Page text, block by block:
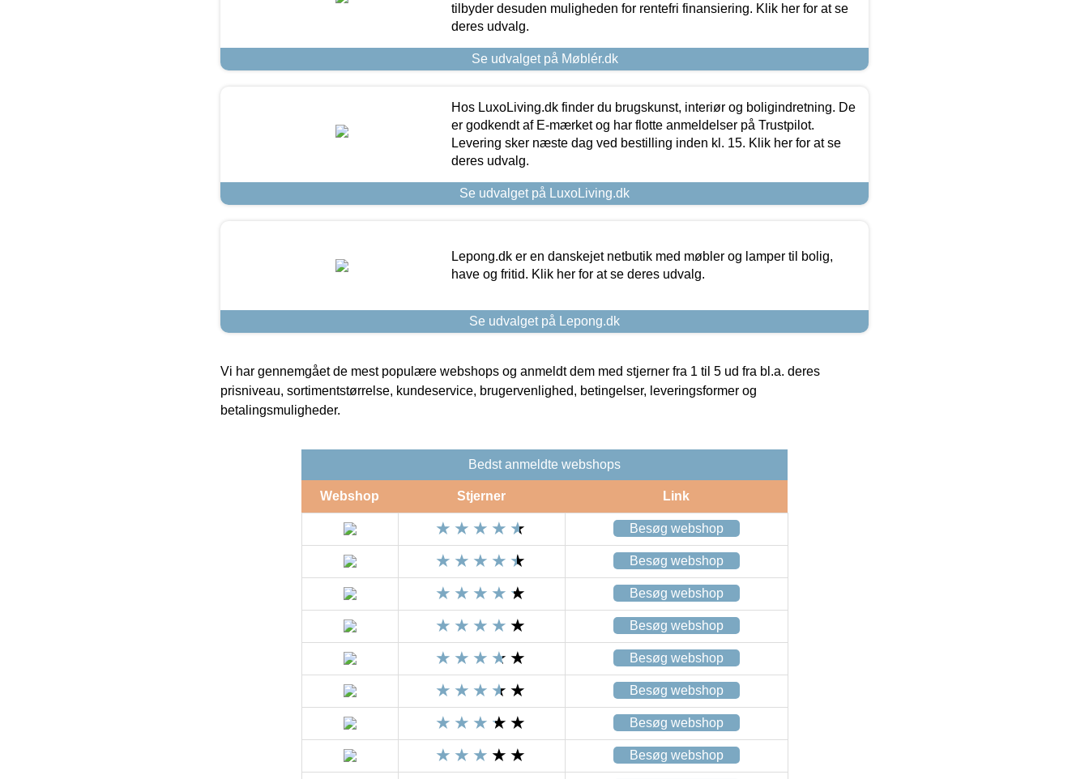
tilbyder desuden muligheden for rentefri finansiering. Klik her for at se
deres udvalg.
Se udvalget på Møblér.dk
Hos LuxoLiving.dk finder du brugskunst, interiør og boligindretning. De
er godkendt af E-mærket og har flotte anmeldelser på Trustpilot.
Levering sker næste dag ved bestilling inden kl. 15. Klik her for at se
deres udvalg.
Se udvalget på LuxoLiving.dk
Lepong.dk er en danskejet netbutik med møbler og lamper til bolig,
have og fritid. Klik her for at se deres udvalg.
Se udvalget på Lepong.dk
Vi har gennemgået de mest populære webshops og anmeldt dem med stjerner fra 1 til 5 ud fra bl.a. deres
prisniveau, sortimentstørrelse, kundeservice, brugervenlighed, betingelser, leveringsformer og
betalingsmuligheder.
Bedst anmeldte webshops
Webshop Stjerner Link
Besøg webshop
Besøg webshop
Besøg webshop
Besøg webshop
Besøg webshop
Besøg webshop
Besøg webshop
Besøg webshop